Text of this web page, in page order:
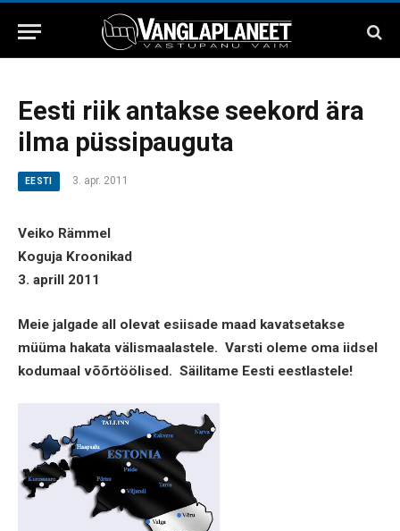
Eesti riik antakse seekord ära
ilma püssipauguta
EESTI 3. apr. 2011
Veiko Rämmel
Koguja Kroonikad
3. aprill 2011
Meie jalgade all olevat esiisade maad kavatsetakse
müüma hakata välismaalastele. Varsti oleme oma iidsel
kodumaal võõrtöölised. Säilitame Eesti eestlastele!